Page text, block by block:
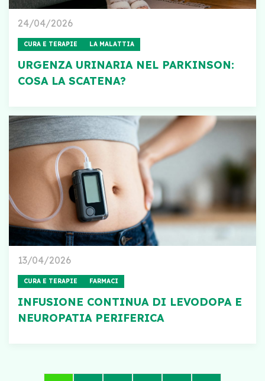
24/04/2026
CURA E TERAPIE LA MALATTIA
URGENZA URINARIA NEL PARKINSON:
COSA LA SCATENA?
13/04/2026
CURA E TERAPIE FARMACI
INFUSIONE CONTINUA DI LEVODOPA E
NEUROPATIA PERIFERICA